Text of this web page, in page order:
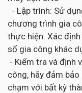
- Lập trình: Sử
chương trình gia
thực hiện. Xác
số gia công khác
- Kiểm tra và định
công, hãy đảm
chạm với bất kỳ